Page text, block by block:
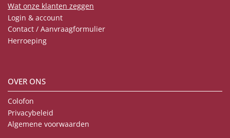
Wat onze klanten zeggen
Login & account
Contact / Aanvraagformulier
Herroeping
OVER ONS
Colofon
Privacybeleid
Algemene voorwaarden